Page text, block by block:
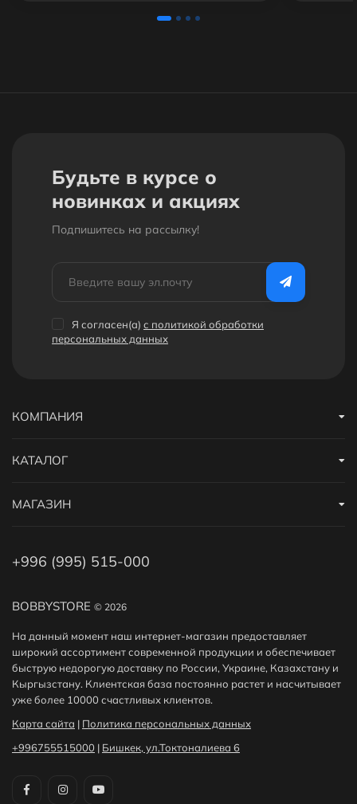
Будьте в курсе о
новинках и акциях
Подпишитесь на рассылкy!
Я согласен(a) с политикой обработки
персональных данных
BOBBYSTORE © 2026
На данный момент наш интернет-магазин предоставляет
широкий ассортимент современной продукции и обеспечивает
быструю недорогую доставку по России, Украине, Казахстану и
Кыргызстану. Клиентская база постоянно растет и насчитывает
уже более 10000 счастливых клиентов.
Карта сайта | Политика персональных данных
+996755515000 | Бишкек, ул.Токтоналиева 6
КОМПАНИЯ
КАТАЛОГ
МАГАЗИН
+996 (995) 515-000